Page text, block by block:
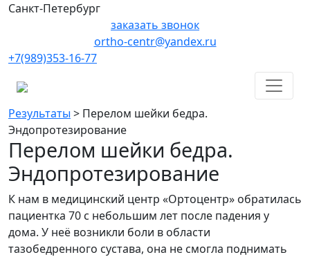
Санкт-Петербург
заказать звонок
ortho-centr@yandex.ru
+7(989)353-16-77
Результаты > Перелом шейки бедра.
Эндопротезирование
Перелом шейки бедра.
Эндопротезирование
К нам в медицинский центр «Ортоцентр» обратилась
пациентка 70 с небольшим лет после падения у
дома. У неё возникли боли в области
тазобедренного сустава, она не смогла поднимать